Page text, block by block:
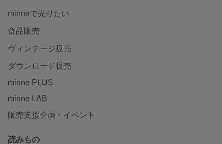
minneで売りたい
食品販売
ヴィンテージ販売
ダウンロード販売
minne PLUS
minne LAB
販売支援企画・イベント
読みもの